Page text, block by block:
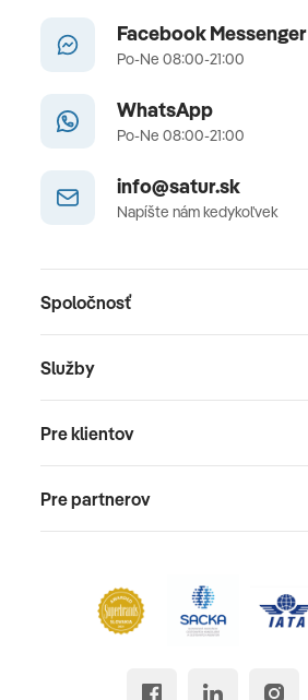
Facebook Messenger
Po-Ne 08:00-21:00
WhatsApp
Po-Ne 08:00-21:00
info@satur.sk
Napíšte nám kedykoľvek
Spoločnosť
Služby
Pre klientov
Pre partnerov